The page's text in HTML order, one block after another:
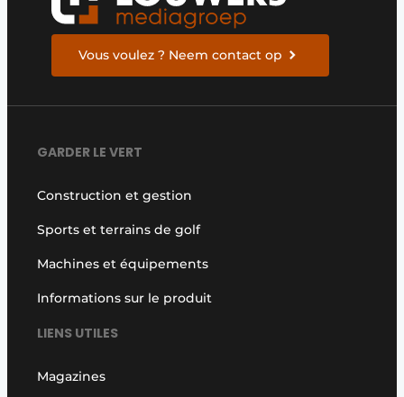
Vous voulez ? Neem contact op
GARDER LE VERT
Construction et gestion
Sports et terrains de golf
Machines et équipements
Informations sur le produit
LIENS UTILES
Magazines